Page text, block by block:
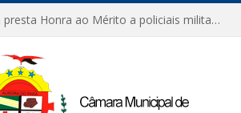
Câmara de Aurora do Pará presta Honra ao Mérito a policiais militares em sessão marcada por reconhecimento e emoção